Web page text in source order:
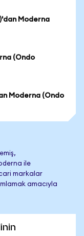
Moderna
(Ondo
Moderna (Ondo
ile
markalar
amacıyla